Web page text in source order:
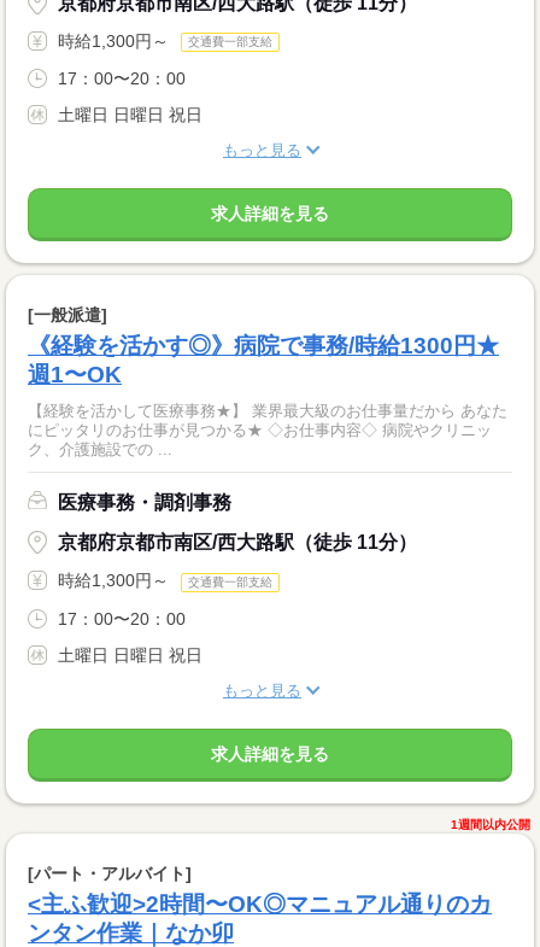
時給1,300円～ 交通費一部支給
17：00〜20：00
土曜日 日曜日 祝日
もっと見る
求人詳細を見る
[一般派遣]
《経験を活かす◎》病院で事務/時給1300円★
週1〜OK
【経験を活かして医療事務★】 業界最大級のお仕事量だから あなた
にピッタリのお仕事が見つかる★ ◇お仕事内容◇ 病院やクリニッ
ク、介護施設での ...
医療事務・調剤事務
京都府京都市南区/西大路駅（徒歩 11分）
時給1,300円～ 交通費一部支給
17：00〜20：00
土曜日 日曜日 祝日
もっと見る
求人詳細を見る
1週間以内公開
[パート・アルバイト]
<主ふ歓迎>2時間〜OK◎マニュアル通りのカ
ンタン作業｜なか卯